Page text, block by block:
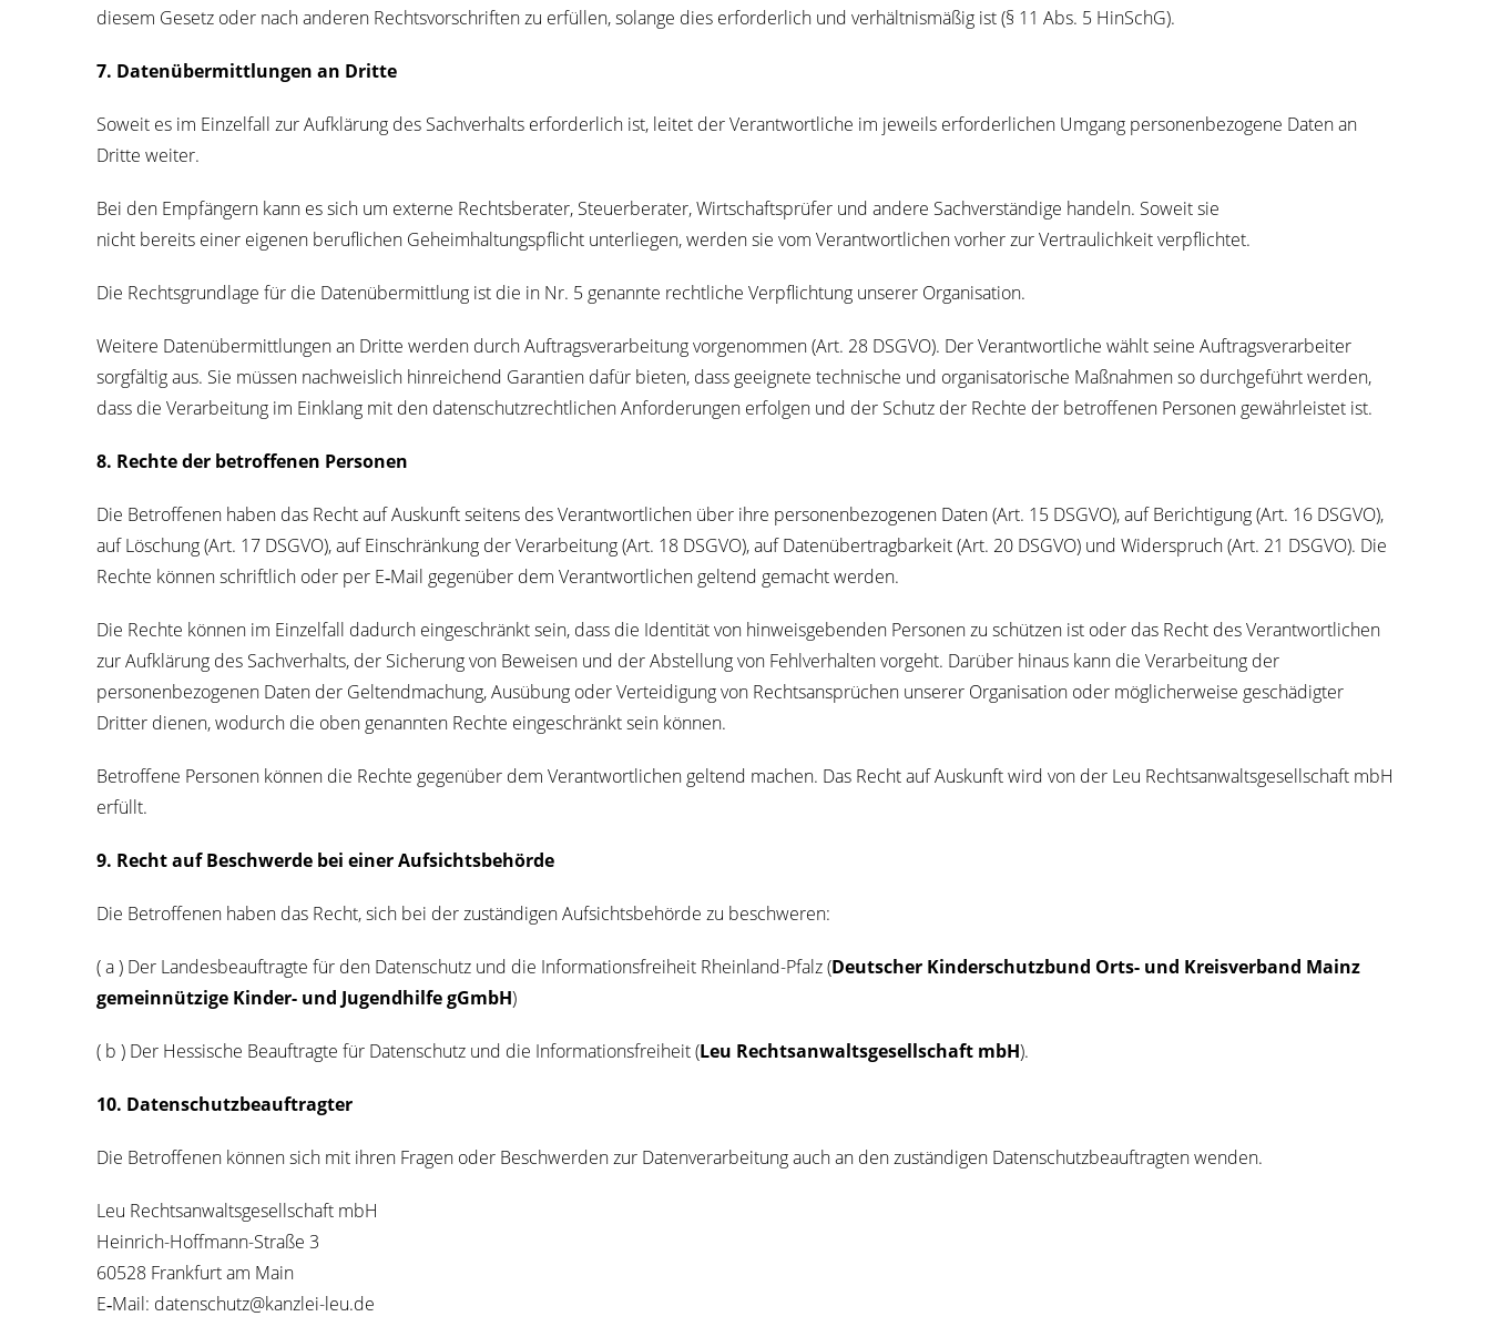
die­sem Gesetz oder nach ande­ren Rechts­vor­schrif­ten zu erfül­len, solan­ge dies erfor­der­lich und ver­hält­nis­mä­ßig ist (§ 11 Abs. 5 HinSchG).
7. Daten­über­mitt­lun­gen an Drit­te
Soweit es im Ein­zel­fall zur Auf­klä­rung des Sach­ver­halts erfor­der­lich ist, lei­tet der Ver­ant­wort­li­che im jeweils erfor­der­li­chen Umgang per­so­nen­be­zo­ge­ne Daten an
Drit­te weiter.
Bei den Emp­fän­gern kann es sich um exter­ne Rechts­be­ra­ter, Steu­er­be­ra­ter, Wirt­schafts­prü­fer und ande­re Sach­ver­stän­di­ge han­deln. Soweit sie
nicht bereits einer eige­nen beruf­li­chen Geheim­hal­tungs­pflicht unter­lie­gen, wer­den sie vom Ver­ant­wort­li­chen vor­her zur Ver­trau­lich­keit verpflichtet.
Die Rechts­grund­la­ge für die Daten­über­mitt­lung ist die in Nr. 5 genann­te recht­li­che Ver­pflich­tung unse­rer Organisation.
Wei­te­re Daten­über­mitt­lun­gen an Drit­te wer­den durch Auf­trags­ver­ar­bei­tung vor­ge­nom­men (Art. 28 DSGVO). Der Ver­ant­wort­li­che wählt sei­ne Auf­trags­ver­ar­bei­ter
sorg­fäl­tig aus. Sie müs­sen nach­weis­lich hin­rei­chend Garan­tien dafür bie­ten, dass geeig­ne­te tech­ni­sche und orga­ni­sa­to­ri­sche Maß­nah­men so durch­ge­führt wer­den,
dass die Ver­ar­bei­tung im Ein­klang mit den daten­schutz­recht­li­chen Anfor­de­run­gen erfol­gen und der Schutz der Rech­te der betrof­fe­nen Per­so­nen gewähr­leis­tet ist.
8. Rech­te der betrof­fe­nen Per­so­nen
Die Betrof­fe­nen haben das Recht auf Aus­kunft sei­tens des Ver­ant­wort­li­chen über ihre per­so­nen­be­zo­ge­nen Daten (Art. 15 DSGVO), auf Berich­ti­gung (Art. 16 DSGVO),
auf Löschung (Art. 17 DSGVO), auf Ein­schrän­kung der Ver­ar­bei­tung (Art. 18 DSGVO), auf Daten­über­trag­bar­keit (Art. 20 DSGVO) und Wider­spruch (Art. 21 DSGVO). Die
Rech­te kön­nen schrift­lich oder per E‑Mail gegen­über dem Ver­ant­wort­li­chen gel­tend gemacht werden.
Die Rech­te kön­nen im Ein­zel­fall dadurch ein­ge­schränkt sein, dass die Iden­ti­tät von hin­weis­ge­ben­den Per­so­nen zu schüt­zen ist oder das Recht des Ver­ant­wort­li­chen
zur Auf­klä­rung des Sach­ver­halts, der Siche­rung von Bewei­sen und der Abstel­lung von Fehl­ver­hal­ten vor­geht. Dar­über hin­aus kann die Ver­ar­bei­tung der
per­so­nen­be­zo­ge­nen Daten der Gel­tend­ma­chung, Aus­übung oder Ver­tei­di­gung von Rechts­an­sprü­chen unse­rer Orga­ni­sa­ti­on oder mög­li­cher­wei­se geschä­dig­ter
Drit­ter die­nen, wodurch die oben genann­ten Rech­te ein­ge­schränkt sein können.
Betrof­fe­ne Per­so­nen kön­nen die Rech­te gegen­über dem Ver­ant­wort­li­chen gel­tend machen. Das Recht auf Aus­kunft wird von der Leu Rechts­an­walts­ge­sell­schaft mbH
erfüllt.
9. Recht auf Beschwer­de bei einer Auf­sichts­be­hör­de
Die Betrof­fe­nen haben das Recht, sich bei der zustän­di­gen Auf­sichts­be­hör­de zu beschweren:
( a ) Der Lan­des­be­auf­trag­te für den Daten­schutz und die Infor­ma­ti­ons­frei­heit Rhein­land-Pfalz (Deut­scher Kin­der­schutz­bund Orts- und Kreis­ver­band Mainz
gemein­nüt­zi­ge Kin­der- und Jugend­hil­fe gGmbH)
( b ) Der Hes­si­sche Beauf­trag­te für Daten­schutz und die Infor­ma­ti­ons­frei­heit (Leu Rechts­an­walts­ge­sell­schaft mbH).
10. Daten­schutz­be­auf­trag­ter
Die Betrof­fe­nen kön­nen sich mit ihren Fra­gen oder Beschwer­den zur Daten­ver­ar­bei­tung auch an den zustän­di­gen Daten­schutz­be­auf­trag­ten wenden.
Leu Rechts­an­walts­ge­sell­schaft mbH
Hein­rich-Hoff­mann-Stra­ße 3
60528 Frank­furt am Main
E‑Mail: datenschutz@kanzlei-leu.de